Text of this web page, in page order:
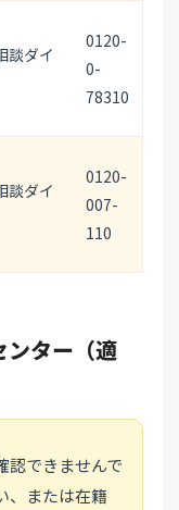
談ダイ
0120-
0-
78310
談ダイ
0120-
007-
110
ンター（適
認できませんで
、または在籍